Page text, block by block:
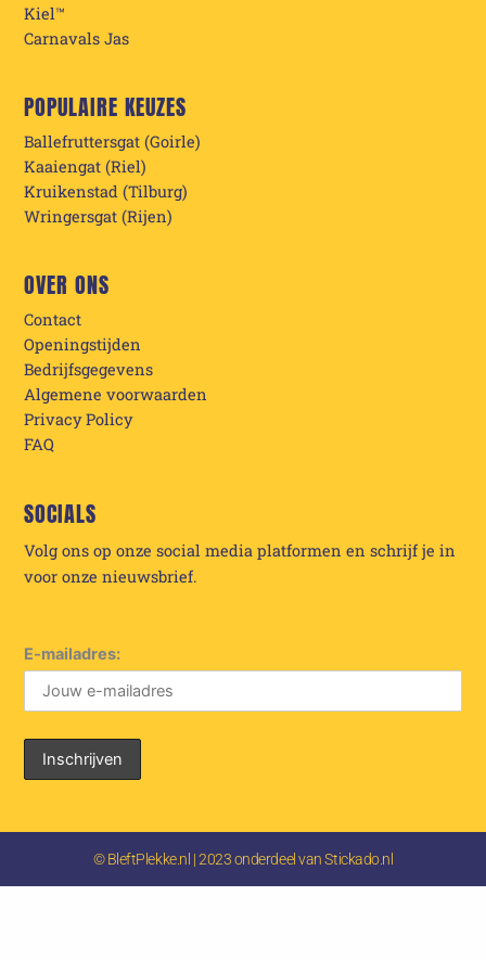
Kiel™
Carnavals Jas
POPULAIRE KEUZES
Ballefruttersgat (Goirle)
Kaaiengat (Riel)
Kruikenstad (Tilburg)
Wringersgat (Rijen)
OVER ONS
Contact
Openingstijden
Bedrijfsgegevens
Algemene voorwaarden
Privacy Policy
FAQ
SOCIALS
Volg ons op onze social media platformen en schrijf je in
voor onze nieuwsbrief.
E-mailadres:
© BleftPlekke.nl | 2023 onderdeel van Stickado.nl